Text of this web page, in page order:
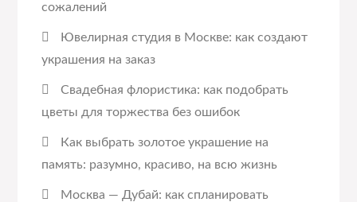
сожалений
Ювелирная студия в Москве: как создают
украшения на заказ
Свадебная флористика: как подобрать
цветы для торжества без ошибок
Как выбрать золотое украшение на
память: разумно, красиво, на всю жизнь
Москва — Дубай: как спланировать